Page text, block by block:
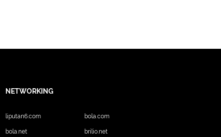
NETWORKING
liputan6.com bola.com
bola.net brilio.net